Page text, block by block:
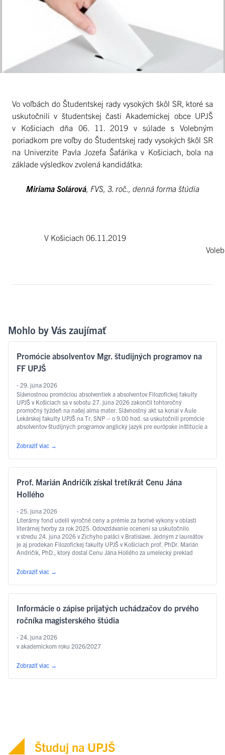
Vo voľbách do Študentskej rady vysokých škôl SR, ktoré sa
uskutočnili v študentskej časti Akademickej obce UPJŠ
v Košiciach dňa 06. 11. 2019 v súlade s Volebným
poriadkom pre voľby do Študentskej rady vysokých škôl SR
na Univerzite Pavla Jozefa Šafárika v Košiciach, bola na
základe výsledkov zvolená kandidátka:
Miriama Solárová , FVS, 3. roč., denná forma štúdia
V Košiciach 06.11.2019
Mohlo by Vás zaujímať
Promócie absolventov Mgr. študijných programov na
FF UPJŠ
- 29. júna 2026
Slávnostnou promóciou absolventiek a absolventov Filozofickej fakulty
UPJŠ v Košiciach sa v sobotu 27. júna 2026 zakončil tohtoročný
promočný týždeň na našej alma mater. Slávnostný akt sa konal v Aule
Lekárskej fakulty UPJŠ na Tr. SNP – o 9.00 hod. sa uskutočnili promócie
absolventov študijných programov anglický jazyk pre európske inštitúcie a
Čítať ďalej
Zobraziť viac →
Prof. Marián Andričík získal tretíkrát Cenu Jána
Hollého
- 25. júna 2026
Literárny fond udelil výročné ceny a prémie za tvorivé výkony v oblasti
literárnej tvorby za rok 2025. Odovzdávanie ocenení sa uskutočnilo
v stredu 24. júna 2026 v Zichyho paláci v Bratislave. Jedným z laureátov
je aj prodekan Filozofickej fakulty UPJŠ v Košiciach prof. PhDr. Marián
Andričík, PhD., ktorý dostal Cenu Jána Hollého za umelecký preklad
Zobraziť viac
→
Informácie o zápise prijatých uchádzačov do prvého
ročníka magisterského štúdia
- 24. júna 2026
v akademickom roku 2026/2027
Zobraziť viac →
Študuj na UPJŠ